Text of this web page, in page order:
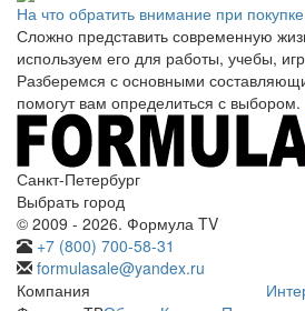
На что обратить внимание при
Сложно представить современную
используем его для работы, учебы,
Разберемся с основными
помогут вам определиться с выбором.
Санкт-Петербург
Выбрать город
© 2009 - 2026. Формула TV
+7 (800) 700-58-31
formulasale@yandex.ru
Компания